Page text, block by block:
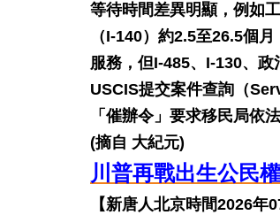
等待時間差異明顯，例如
（I-140）約2.5至26.5個
服務，但I-485、I-130、
USCIS提交案件查詢（
「催辦令」要求移民局依
(摘自 大紀元)
川普再戰出生公民
【新唐人北京時間2026